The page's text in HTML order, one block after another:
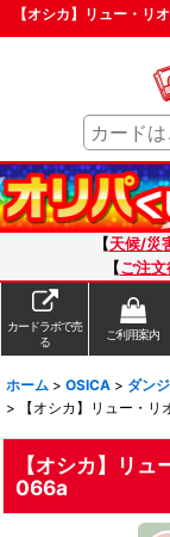
【オシカ】リュー・
【天候/災
【ご注
カードラボで売
る
ご利用案内
ホーム > OSICA > ダン
>
【オシカ】リュー・
【オシカ】リ
066a